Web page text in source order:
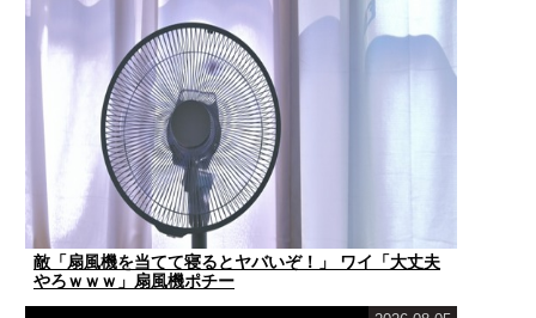
敵「扇風機を当てて寝るとヤバいぞ！」 ワイ「大丈夫
やろｗｗｗ」扇風機ポチー